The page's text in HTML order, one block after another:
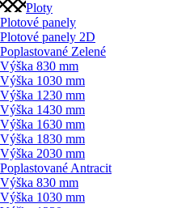
Ploty
Plotové panely
Plotové panely 2D
Poplastované Zelené
Výška 830 mm
Výška 1030 mm
Výška 1230 mm
Výška 1430 mm
Výška 1630 mm
Výška 1830 mm
Výška 2030 mm
Poplastované Antracit
Výška 830 mm
Výška 1030 mm